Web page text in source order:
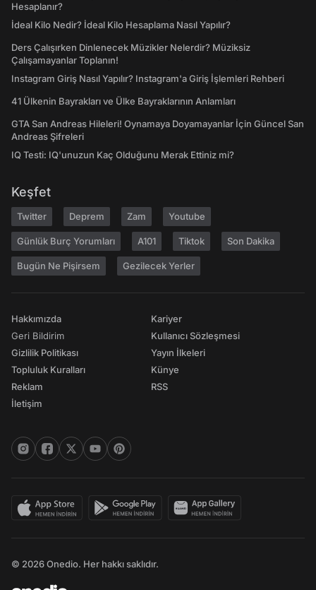
Hesaplanır?
İdeal Kilo Nedir? İdeal Kilo Hesaplama Nasıl Yapılır?
Ders Çalışırken Dinlenecek Müzikler Nelerdir? Müziksiz
Çalışamayanlar Toplanın!
Instagram Giriş Nasıl Yapılır? Instagram'a Giriş İşlemleri Rehberi
41 Ülkenin Bayrakları ve Ülke Bayraklarının Anlamları
GTA San Andreas Hileleri! Oynamaya Doyamayanlar İçin Güncel San
Andreas Şifreleri
IQ Testi: IQ'unuzun Kaç Olduğunu Merak Ettiniz mi?
Keşfet
Twitter Deprem Zam Youtube
Günlük Burç Yorumları A101 Tiktok Son Dakika
Bugün Ne Pişirsem Gezilecek Yerler
Hakkımızda
Geri Bildirim
Gizlilik Politikası
Topluluk Kuralları
Reklam
İletişim
Kariyer
Kullanıcı Sözleşmesi
Yayın İlkeleri
Künye
RSS
© 2026 Onedio. Her hakkı saklıdır.